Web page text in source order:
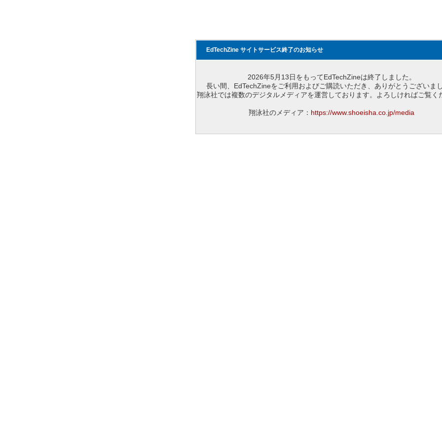
EdTechZine サイトサービス終了のお知らせ
2026年5月13日をもってEdTechZineは終了しました。
長い間、EdTechZineをご利用およびご購読いただき、ありがとうございまし
翔泳社では複数のデジタルメディアを運営しております。よろしければご覧く
翔泳社のメディア： https://www.shoeisha.co.jp/media